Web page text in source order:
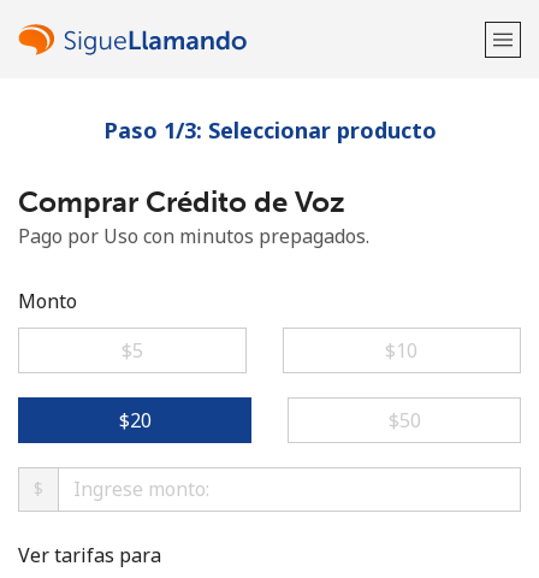
¡Bienvenido!
¿Ya tienes una cuenta?Inicia sesión →
Paso 1/3: Seleccionar producto
Comprar Crédito de Voz
Pago por Uso con minutos prepagados.
Monto
⁦$5⁩
⁦$10⁩
⁦$20⁩ ⁦$50⁩
$
Ver tarifas para